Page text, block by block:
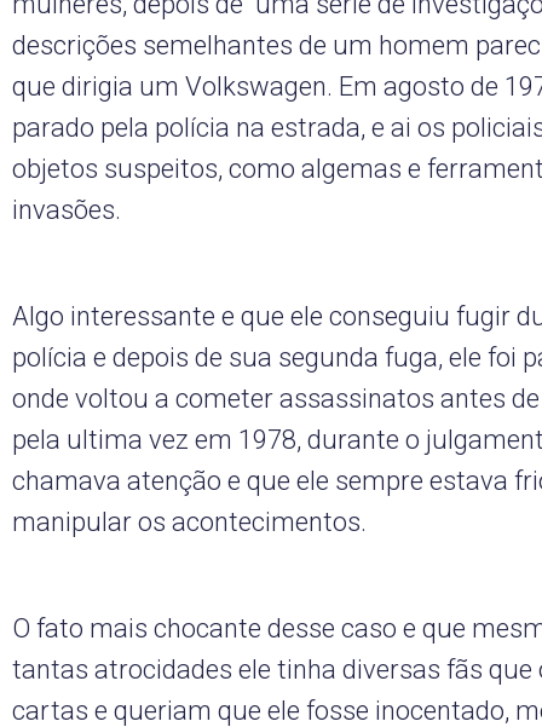
descrições semelhantes de um homem
que dirigia um Volkswagen. Em agosto de
parado pela polícia na estrada, e ai os
objetos suspeitos, como algemas e
invasões.
Algo interessante e que ele conseguiu fugir
polícia e depois de sua segunda fuga, ele foi
onde voltou a cometer assassinatos antes
pela ultima vez em 1978, durante o
chamava atenção e que ele sempre estava
manipular os acontecimentos.
O fato mais chocante desse caso e que
tantas atrocidades ele tinha diversas fãs
cartas e queriam que ele fosse inocentado,